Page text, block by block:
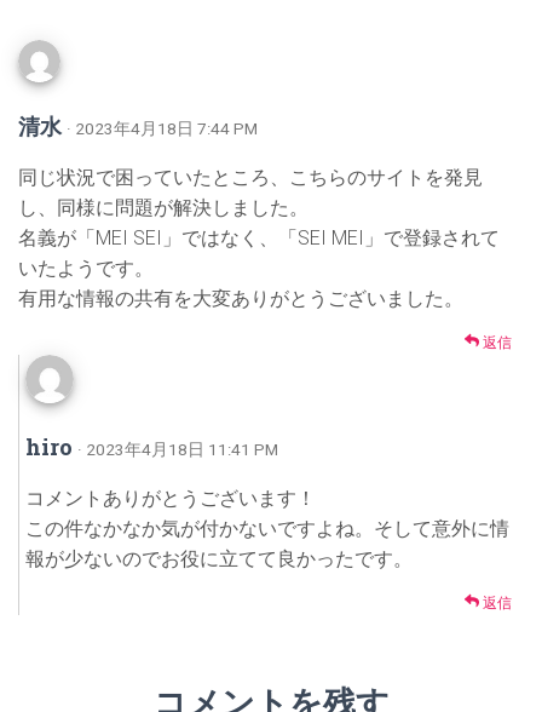
清水 · 2023年4月18日 7:44 PM
同じ状況で困っていたところ、こちらのサイトを発見
し、同様に問題が解決しました。
名義が「MEI SEI」ではなく、「SEI MEI」で登録されて
いたようです。
有用な情報の共有を大変ありがとうございました。
返信
hiro · 2023年4月18日 11:41 PM
コメントありがとうございます！
この件なかなか気が付かないですよね。そして意外に情
報が少ないのでお役に立てて良かったです。
返信
コメントを残す